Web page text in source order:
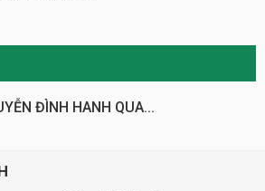
ĐÌNH HANH QUA...